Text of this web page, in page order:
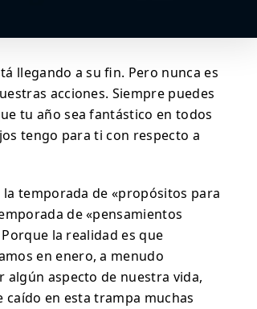
llegando a su fin. Pero nunca es
acciones. Siempre puedes
tu año sea fantástico en todos
tengo para ti con respecto a
temporada de «propósitos para
de «pensamientos
la realidad es que
en enero, a menudo
aspecto de nuestra vida,
en esta trampa muchas